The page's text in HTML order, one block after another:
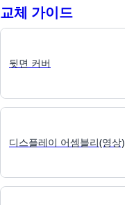
교체 가이드
뒷면 커버
디스플레이 어셈블리(영상)